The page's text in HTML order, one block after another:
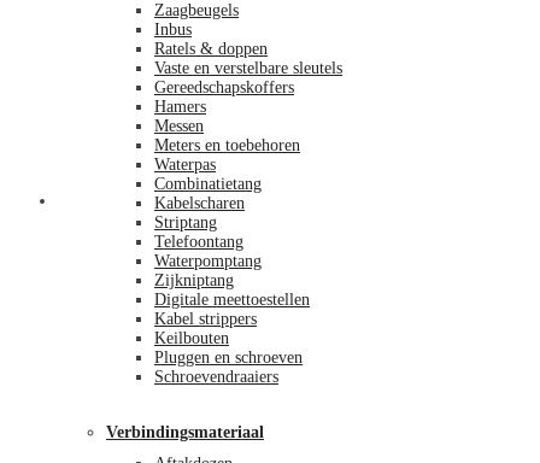
Zaagbeugels
Inbus
Ratels & doppen
Vaste en verstelbare sleutels
Gereedschapskoffers
Hamers
Messen
Meters en toebehoren
Waterpas
Combinatietang
Kabelscharen
Striptang
Telefoontang
Waterpomptang
Zijkniptang
Digitale meettoestellen
Kabel strippers
Keilbouten
Pluggen en schroeven
Schroevendraaiers
Verbindingsmateriaal